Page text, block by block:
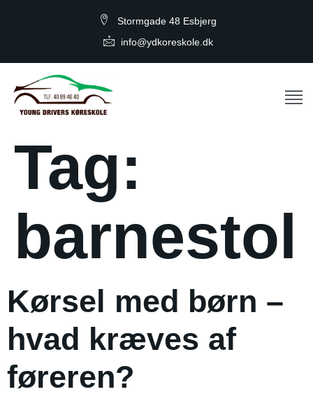
Stormgade 48 Esbjerg
info@ydkoreskole.dk
Tag:
barnestol
Kørsel med børn –
hvad kræves af
føreren?